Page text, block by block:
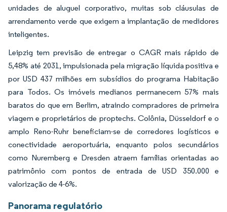
unidades de aluguel corporativo, muitas sob cláusulas de
arrendamento verde que exigem a implantação de medidores
inteligentes.
Leipzig tem previsão de entregar o CAGR mais rápido de
5,48% até 2031, impulsionada pela migração líquida positiva e
por USD 437 milhões em subsídios do programa Habitação
para Todos. Os imóveis medianos permanecem 57% mais
baratos do que em Berlim, atraindo compradores de primeira
viagem e proprietários de proptechs. Colônia, Düsseldorf e o
amplo Reno-Ruhr beneficiam-se de corredores logísticos e
conectividade aeroportuária, enquanto polos secundários
como Nuremberg e Dresden atraem famílias orientadas ao
patrimônio com pontos de entrada de USD 350.000 e
valorização de 4-6%.
Panorama regulatório